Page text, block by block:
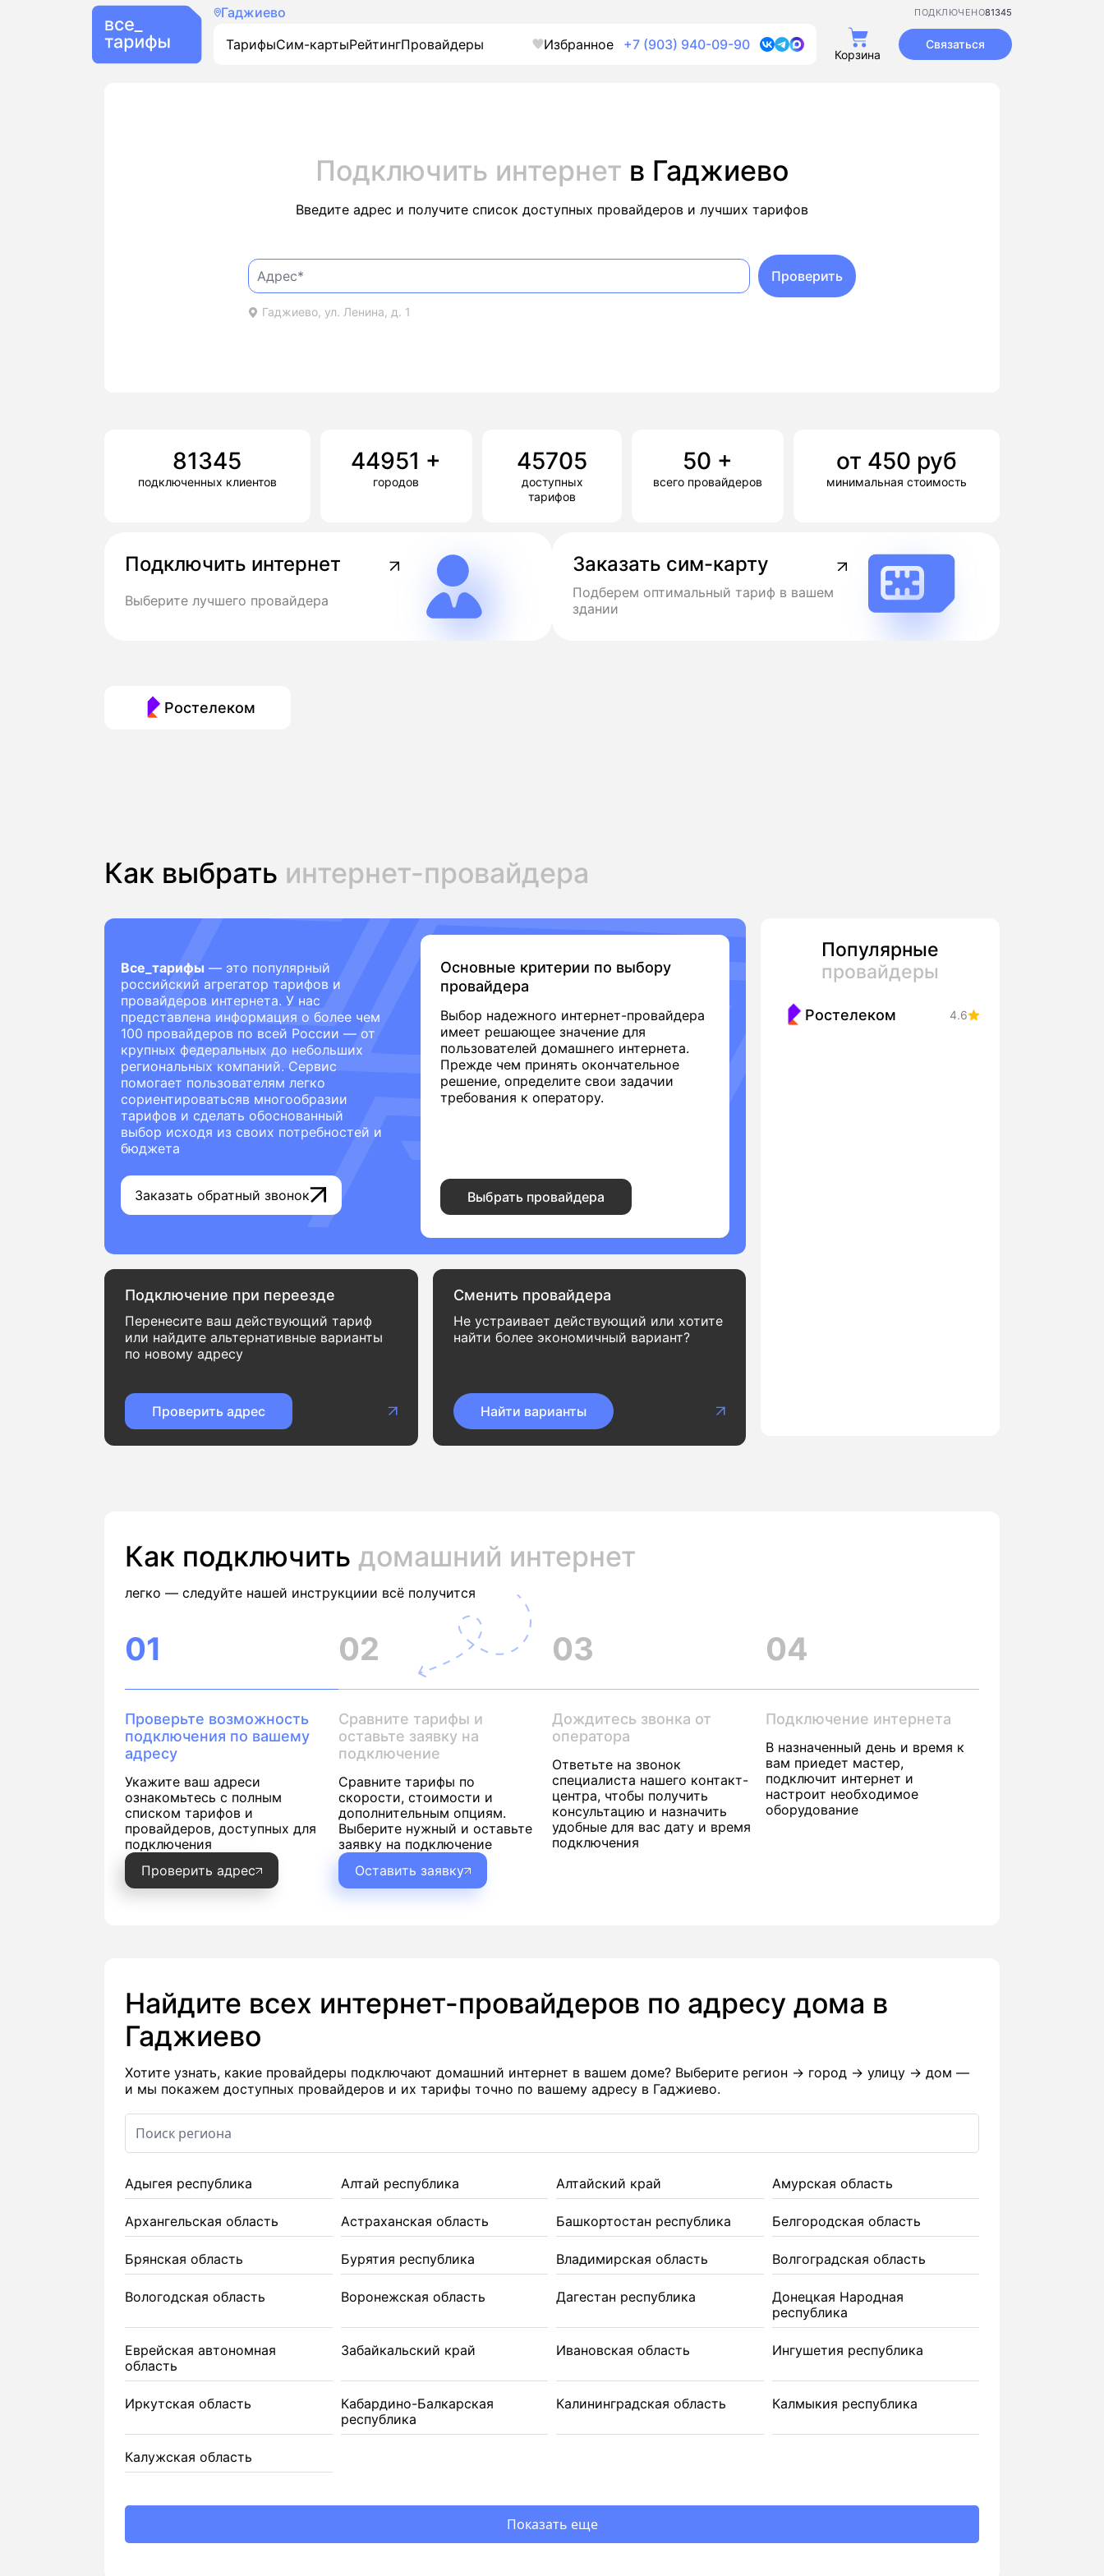
Гаджиево 81345
ПОДКЛЮЧЕНО
ТарифыСим-картыРейтингПровайдеры Избранное +7 (903) 940-09-90
Корзина
Связаться
Подключить интернет в Гаджиево
Введите адрес и получите список доступных провайдеров и лучших тарифов
Гаджиево, ул. Ленина, д. 1
Проверить
81345
подключенных клиентов
44951 +
городов
45705
доступных
тарифов
50 +
всего провайдеров
от 450 руб
минимальная стоимость
Подключить интернет
Выберите лучшего провайдера
Заказать сим-карту
Подберем оптимальный тариф в вашем
здании
Ростелеком
Как выбрать интернет-провайдера
Все_тарифы — это популярный
российский агрегатор тарифов и
провайдеров интернета. У нас
представлена информация о более чем
100 провайдеров по всей России — от
крупных федеральных до небольших
региональных компаний. Сервис
помогает пользователям легко
сориентироватьсяв многообразии
тарифов и сделать обоснованный
выбор исходя из своих потребностей и
бюджета
Заказать обратный звонок
Основные критерии по выбору
провайдера
Выбор надежного интернет-провайдера
имеет решающее значение для
пользователей домашнего интернета.
Прежде чем принять окончательное
решение, определите свои задачии
требования к оператору.
Выбрать провайдера
Подключение при переезде
Перенесите ваш действующий тариф
или найдите альтернативные варианты
по новому адресу
Проверить адрес
Сменить провайдера
Не устраивает действующий или хотите
найти более экономичный вариант?
Найти варианты
Популярные
провайдеры
Ростелеком 4.6
Как подключить домашний интернет
легко — следуйте нашей инструкциии всё получится
01
Проверьте возможность
подключения по вашему
адресу
Укажите ваш адреси
ознакомьтесь с полным
списком тарифов и
провайдеров, доступных для
подключения
Проверить адрес
02
Сравните тарифы и
оставьте заявку на
подключение
Сравните тарифы по
скорости, стоимости и
дополнительным опциям.
Выберите нужный и оставьте
заявку на подключение
Оставить заявку
03
Дождитесь звонка от
оператора
Ответьте на звонок
специалиста нашего контакт-
центра, чтобы получить
консультацию и назначить
удобные для вас дату и время
подключения
04
Подключение интернета
В назначенный день и время к
вам приедет мастер,
подключит интернет и
настроит необходимое
оборудование
Найдите всех интернет-провайдеров по адресу дома в
Гаджиево
Хотите узнать, какие провайдеры подключают домашний интернет в вашем доме? Выберите регион → город → улицу → дом —
и мы покажем доступных провайдеров и их тарифы точно по вашему адресу в Гаджиево.
Адыгея республика Алтай республика Алтайский край Амурская область
Архангельская область Астраханская область Башкортостан республика Белгородская область
Брянская область Бурятия республика Владимирская область Волгоградская область
Вологодская область Воронежская область Дагестан республика
Донецкая Народная
республика
Еврейская автономная
область
Забайкальский край Ивановская область Ингушетия республика
Иркутская область
Кабардино-Балкарская
республика
Калининградская область Калмыкия республика
Калужская область
Показать еще